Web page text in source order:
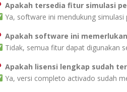
Apakah tersedia fitur simulasi
Ya, software ini mendukung
Apakah software ini
Tidak, semua fitur dapat digunakan
Apakah lisensi lengkap sudah
Ya, versi completo activado sudah